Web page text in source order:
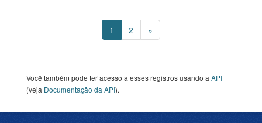
1 2 »
Você também pode ter acesso a esses registros usando a API
(veja Documentação da API).